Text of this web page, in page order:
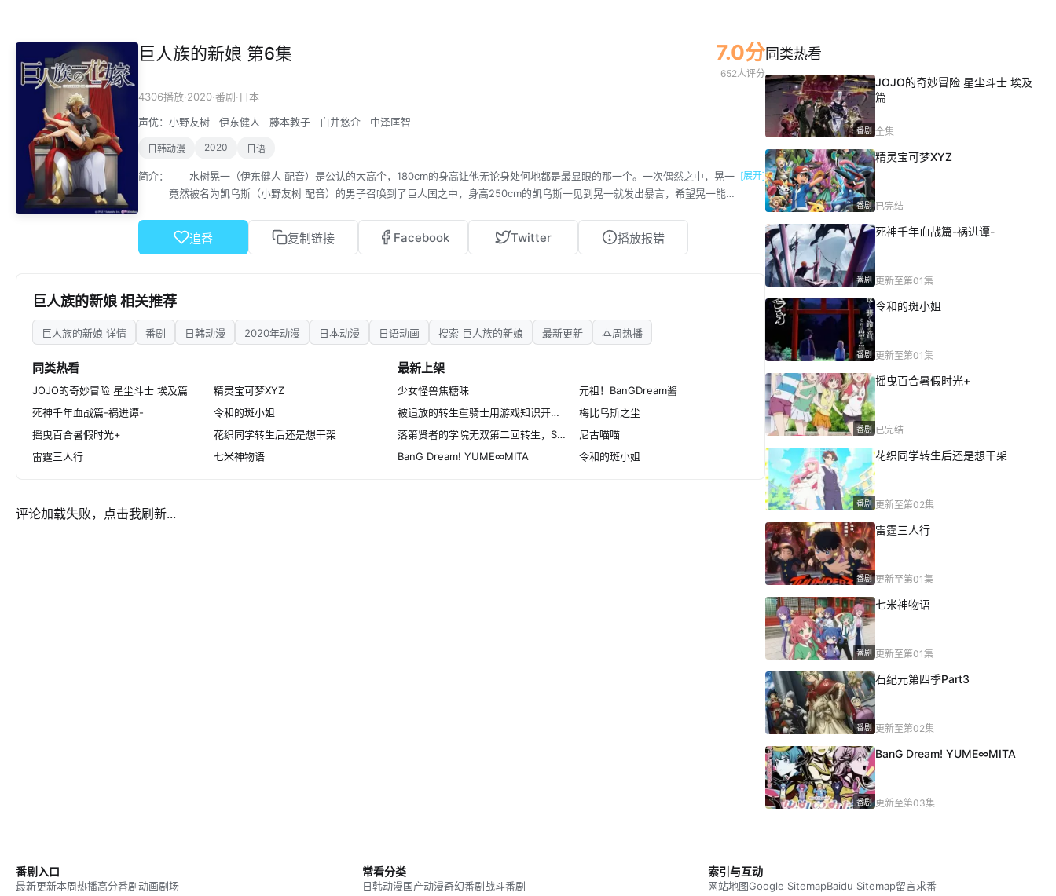
巨人族的新娘 第6集 7.0分
652人评分
4306播放·2020·番剧·日本
声优： 小野友树 伊东健人 藤本教子 白井悠介 中泽匡智
日韩动漫 2020 日语
简介：
水树晃一（伊东健人 配音）是公认的大高个，180cm的身高让他无论身处何地都是最显眼的那一个。一次偶然之中，晃一
竟然被名为凯乌斯（小野友树 配音）的男子召唤到了巨人国之中，身高250cm的凯乌斯一见到晃一就发出暴言，希望晃一能够
美蒂娜（藤本教子 配音）是凯乌斯原定的未婚妻，哪知道被半路杀出的晃一给抢了王后的位置，因此对晃一总是充满
了敌意。巨人国并未一直处于和平状态，隔壁兽人国的巴罗（中泽匡智 配音）和贝利（白井悠介 配音）一直虎视眈眈。
[展开]
追番 复制链接 Facebook Twitter 播放报错
巨人族的新娘 相关推荐
巨人族的新娘 详情 番剧 日韩动漫 2020年动漫 日本动漫 日语动画 搜索 巨人族的新娘 最新更新 本周热播
同类热看
JOJO的奇妙冒险 星尘斗士 埃及篇
精灵宝可梦XYZ
死神千年血战篇-祸进谭-
令和的斑小姐
摇曳百合暑假时光+
花织同学转生后还是想干架
雷霆三人行
七米神物语
最新上架
少女怪兽焦糖味
元祖！BanGDream酱
被追放的转生重骑士用游戏知识开无双
梅比乌斯之尘
落第贤者的学院无双第二回转生，S等级作弊魔术师冒险记
尼古喵喵
BanG Dream! YUME∞MITA
令和的斑小姐
评论加载失败，点击我刷新...
同类热看
番剧
JOJO的奇妙冒险 星尘斗士 埃及
篇
全集
番剧
精灵宝可梦XYZ
已完结
番剧
死神千年血战篇-祸进谭-
更新至第01集
番剧
令和的斑小姐
更新至第01集
番剧
摇曳百合暑假时光+
已完结
番剧
花织同学转生后还是想干架
更新至第02集
番剧
雷霆三人行
更新至第01集
番剧
七米神物语
更新至第01集
番剧
石纪元第四季Part3
更新至第02集
番剧
BanG Dream! YUME∞MITA
更新至第03集
番剧入口
最新更新本周热播高分番剧动画剧场
常看分类
日韩动漫国产动漫奇幻番剧战斗番剧
索引与互动
网站地图Google SitemapBaidu Sitemap留言求番